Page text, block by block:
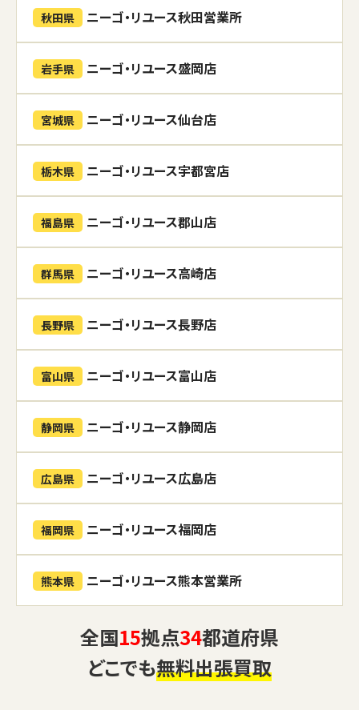
秋田県 ニーゴ・リユース秋田営業所
岩手県 ニーゴ・リユース盛岡店
宮城県 ニーゴ・リユース仙台店
栃木県 ニーゴ・リユース宇都宮店
福島県 ニーゴ・リユース郡山店
群馬県 ニーゴ・リユース高崎店
長野県 ニーゴ・リユース長野店
富山県 ニーゴ・リユース富山店
静岡県 ニーゴ・リユース静岡店
広島県 ニーゴ・リユース広島店
福岡県 ニーゴ・リユース福岡店
熊本県 ニーゴ・リユース熊本営業所
全国15拠点34都道府県
どこでも無料出張買取